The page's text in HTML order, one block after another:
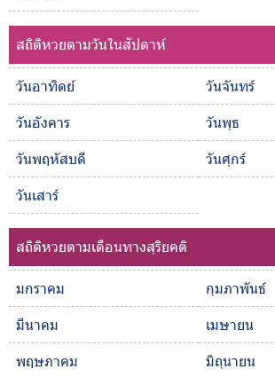
สถิติหวยตามวันในสัปดาห์
วันอาทิตย์
วันจันทร์
วันอังคาร
วันพุธ
วันพฤหัสบดี
วันศุกร์
วันเสาร์
สถิติหวยตามเดือนทางสุริยคติ
มกราคม
กุมภาพันธ์
มีนาคม
เมษายน
พฤษภาคม
มิถุนายน